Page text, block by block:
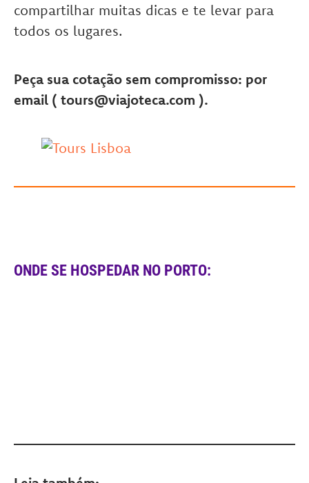
compartilhar muitas dicas e te levar para
todos os lugares.
Peça sua cotação sem compromisso: por
email ( tours@viajoteca.com ).
ONDE SE HOSPEDAR NO PORTO: